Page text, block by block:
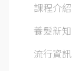
課程介紹
養髮新知
流行資訊